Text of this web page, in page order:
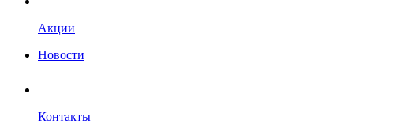
Акции
Новости
Контакты